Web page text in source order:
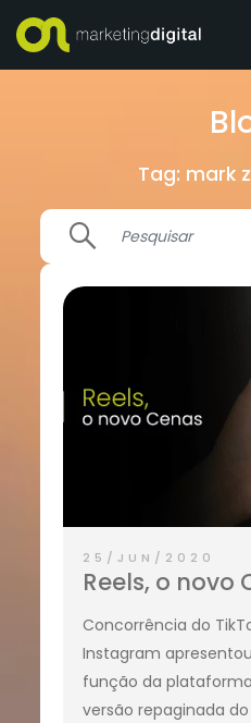
Tag: mark
25/JUN/2020
Reels, o novo
Concorrência do
Instagram
função da plataforma.
versão repaginada